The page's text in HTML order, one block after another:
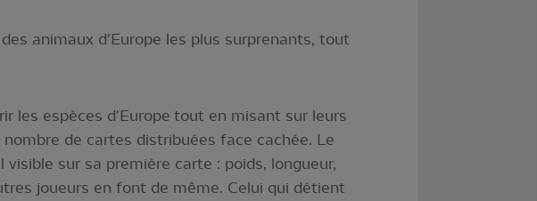
animaux d'Europe les plus surprenants, tout
les espèces d'Europe tout en misant sur leurs
de cartes distribuées face cachée. Le
sur sa première carte : poids, longueur,
joueurs en font de même. Celui qui détient